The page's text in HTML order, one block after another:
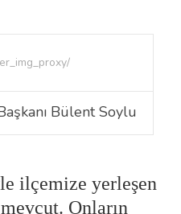
Bülent Soylu
ilçemize yerleşen
Onların